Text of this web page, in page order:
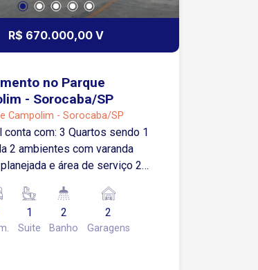
R$ 670.000,00 V
no Parque
- Sorocaba/SP
Campolim - Sorocaba/SP
3 Quartos sendo 1
2 ambientes com varanda
e área de serviço 2
elétrica 2 vagas de
Friendly (animais
e
1
Suite
2
Banho
2
Garagens